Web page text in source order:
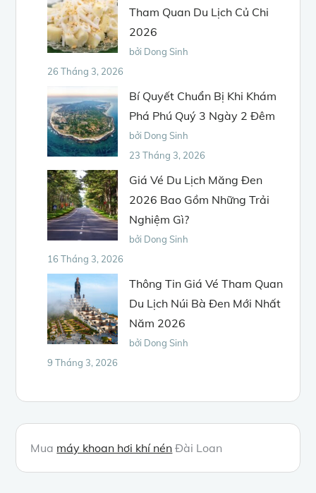
Tham Quan Du Lịch Củ Chi
2026
bởi Dong Sinh
26 Tháng 3, 2026
Bí Quyết Chuẩn Bị Khi Khám
Phá Phú Quý 3 Ngày 2 Đêm
bởi Dong Sinh
23 Tháng 3, 2026
Giá Vé Du Lịch Măng Đen
2026 Bao Gồm Những Trải
Nghiệm Gì?
bởi Dong Sinh
16 Tháng 3, 2026
Thông Tin Giá Vé Tham Quan
Du Lịch Núi Bà Đen Mới Nhất
Năm 2026
bởi Dong Sinh
9 Tháng 3, 2026
Mua máy khoan hơi khí nén Đài Loan